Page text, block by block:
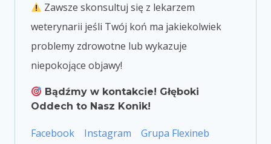
Zawsze skonsultuj się z lekarzem
weterynarii jeśli Twój koń ma jakiekolwiek
problemy zdrowotne lub wykazuje
niepokojące objawy!
Bądźmy w kontakcie! Głęboki
Oddech to Nasz Konik!
Facebook Instagram
Grupa Flexineb